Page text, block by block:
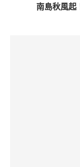
南島秋風起